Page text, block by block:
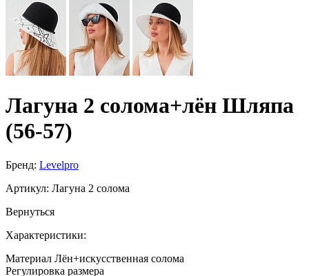
Лагуна 2 солома+лён Шляпа
(56-57)
Бренд: Levelpro
Артикул: Лагуна 2 солома
Вернуться
Характеристики:
Материал Лён+искусственная солома
Регулировка размера